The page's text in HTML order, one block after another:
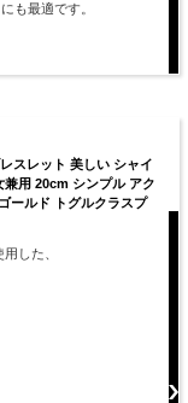
も最適です。
スレット 美しい シャイ
用 20cm シンプル アク
ールド トグルクラスプ
した、